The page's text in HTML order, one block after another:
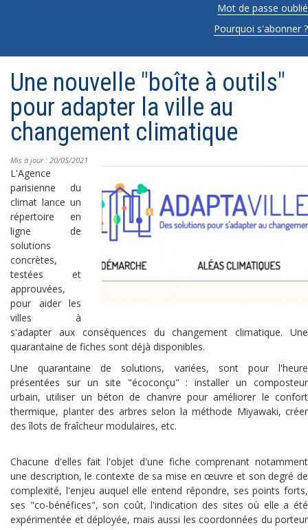
Mot de passe oublié
Pourquoi s'abonner ?
Une nouvelle "boîte à outils"
pour adapter la ville au
changement climatique
Mis à jour : 20/05/2021
L'Agence
parisienne du
climat lance un
répertoire en
ligne de
solutions
concrètes,
testées et
approuvées,
pour aider les
villes à
s'adapter aux conséquences du changement climatique. Une
quarantaine de fiches sont déjà disponibles.
Une quarantaine de solutions, variées, sont pour l'heure
présentées sur un site "écoconçu" : installer un composteur
urbain, utiliser un béton de chanvre pour améliorer le confort
thermique, planter des arbres selon la méthode Miyawaki, créer
des îlots de fraîcheur modulaires, etc.
Chacune d'elles fait l'objet d'une fiche comprenant notamment
une description, le contexte de sa mise en œuvre et son degré de
complexité, l'enjeu auquel elle entend répondre, ses points forts,
ses "co-bénéfices", son coût, l'indication des sites où elle a été
expérimentée et déployée, mais aussi les coordonnées du porteur